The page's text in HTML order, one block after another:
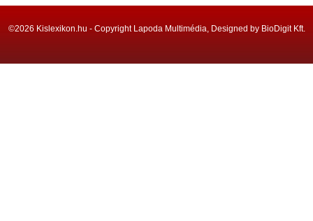
©2026 Kislexikon.hu - Copyright Lapoda Multimédia, Designed by BioDigit Kft.